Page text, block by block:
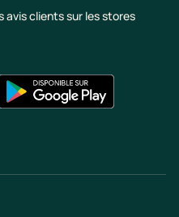
avis clients sur les stores